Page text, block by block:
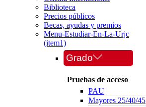
Biblioteca
Precios públicos
Becas, ayudas y premios
Menu-Estudiar-En-La-Urjc
(item1)
Grado
Pruebas de acceso
PAU
Mayores 25/40/45